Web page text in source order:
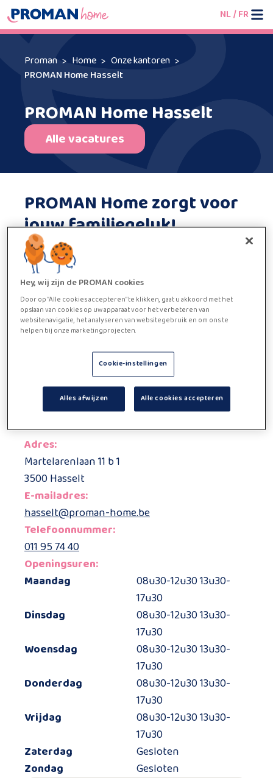
NL/FR
Proman Home
Onze kantoren
PROMAN Home Hasselt
PROMAN Home Hasselt
Alle vacatures
PROMAN Home zorgt voor
jouw familiegeluk!
Ben je op zoek naar een betrouwbare huishoudhulp die
je kan ondersteunen bij het runnen van je huishouden?
Of ben je juist geïnteresseerd in een job als
huishoudhulp, waarbij je anderen kunt helpen en
tegelijkertijd flexibel kunt werken? Dan ben je bij
PROMAN Home aan het juiste adres!
Dus, of je nu op zoek bent naar een huishoudhulp of een
job als huishoudhulp. Neem vandaag nog contact met
één van onze kantoren op en ontdek hoe we jou kunnen
helpen bij het creëren van jouw familiegeluk.
Adres:
Martelarenlaan 11 b 1
3500 Hasselt
E-mailadres:
hasselt@proman-home.be
Telefoonnummer:
011 95 74 40
Openingsuren:
Maandag
08u30-12u30 13u30-
17u30
Dinsdag
08u30-12u30 13u30-
17u30
Woensdag
08u30-12u30 13u30-
17u30
Donderdag
08u30-12u30 13u30-
17u30
Vrijdag
08u30-12u30 13u30-
17u30
Zaterdag
Gesloten
Zondag
Gesloten
Hey, wij zijn de PROMAN cookies
Door op “Alle cookies accepteren” te klikken, gaat u akkoord met het
opslaan van cookies op uw apparaat voor het verbeteren van
websitenavigatie, het analyseren van websitegebruik en om ons te
helpen bij onze marketingprojecten.
Cookie-instellingen
Alles afwijzen Alle cookies accepteren